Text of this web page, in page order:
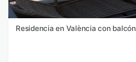
Residencia en València con balcón